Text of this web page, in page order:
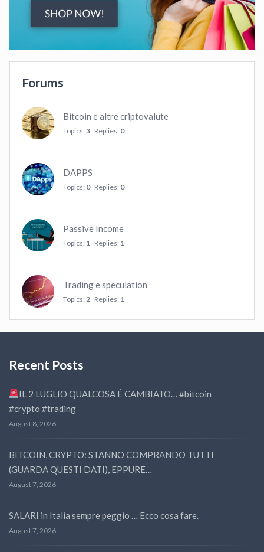
Forums
Bitcoin e altre criptovalute
Topics: 3 Replies: 0
DAPPS
Topics: 0 Replies: 0
Passive Income
Topics: 1 Replies: 1
Trading e speculation
Topics: 2 Replies: 1
Recent Posts
IL 2 LUGLIO QUALCOSA É CAMBIATO… #bitcoin
#crypto #trading
August 8, 2026
BITCOIN, CRYPTO: STANNO COMPRANDO TUTTI
(GUARDA QUESTI DATI), EPPURE…
August 7, 2026
SALARI in Italia sempre peggio … Ecco cosa fare.
August 7, 2026